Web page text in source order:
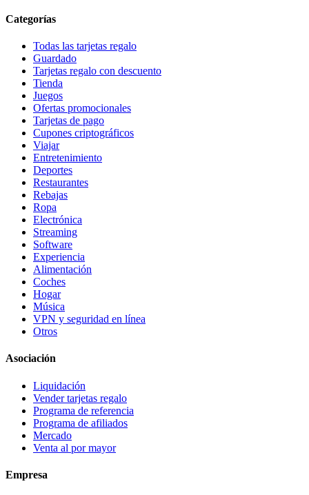
Categorías
Todas las tarjetas regalo
Guardado
Tarjetas regalo con descuento
Tienda
Juegos
Ofertas promocionales
Tarjetas de pago
Cupones criptográficos
Viajar
Entretenimiento
Deportes
Restaurantes
Rebajas
Ropa
Electrónica
Streaming
Software
Experiencia
Alimentación
Coches
Hogar
Música
VPN y seguridad en línea
Otros
Asociación
Liquidación
Vender tarjetas regalo
Programa de referencia
Programa de afiliados
Mercado
Venta al por mayor
Empresa